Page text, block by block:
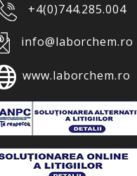
+4(0)744.285.004
info@laborchem.ro
www.laborchem.ro